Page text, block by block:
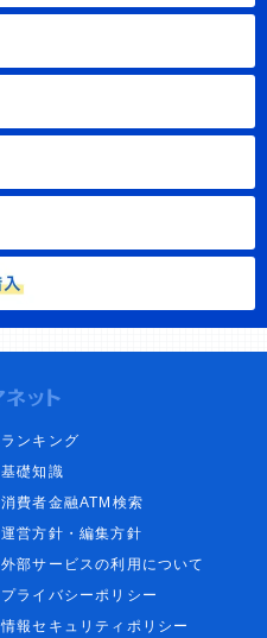
ランキング
基礎知識
消費者金融ATM検索
運営方針・編集方針
外部サービスの利用について
プライバシーポリシー
情報セキュリティポリシー